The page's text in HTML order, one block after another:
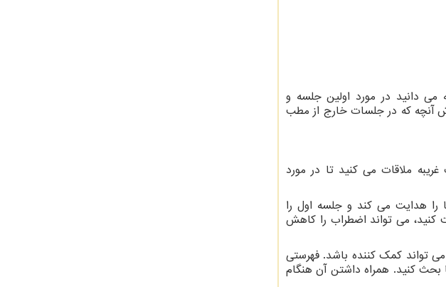
‌دانید در مورد اولین جلسه و
آنچه که در جلسات خارج از مطب
ملاقات می کنید تا در مورد
را هدایت می کند و جلسه اول را
کنید، می تواند اضطراب را کاهش
تواند کمک کننده باشد. فهرستی
بحث کنید. همراه داشتن آن هنگام